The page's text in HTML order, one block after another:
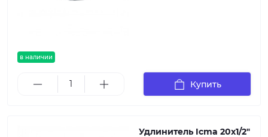
в наличии
Купить
Удлинитель Icma 20х1/2"